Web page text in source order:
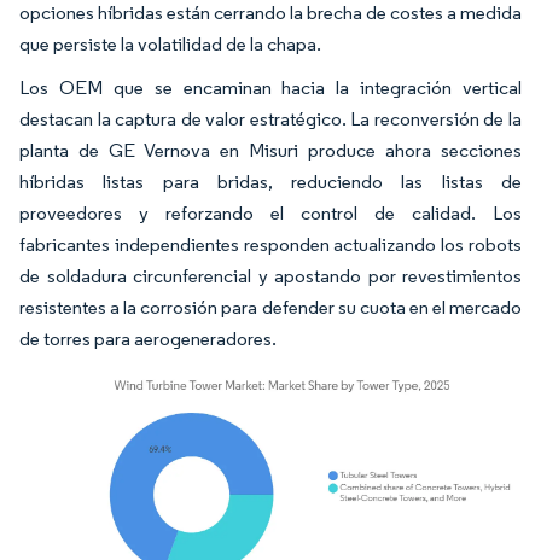
opciones híbridas están cerrando la brecha de costes a medida
que persiste la volatilidad de la chapa.
Los OEM que se encaminan hacia la integración vertical
destacan la captura de valor estratégico. La reconversión de la
planta de GE Vernova en Misuri produce ahora secciones
híbridas listas para bridas, reduciendo las listas de
proveedores y reforzando el control de calidad. Los
fabricantes independientes responden actualizando los robots
de soldadura circunferencial y apostando por revestimientos
resistentes a la corrosión para defender su cuota en el mercado
de torres para aerogeneradores.